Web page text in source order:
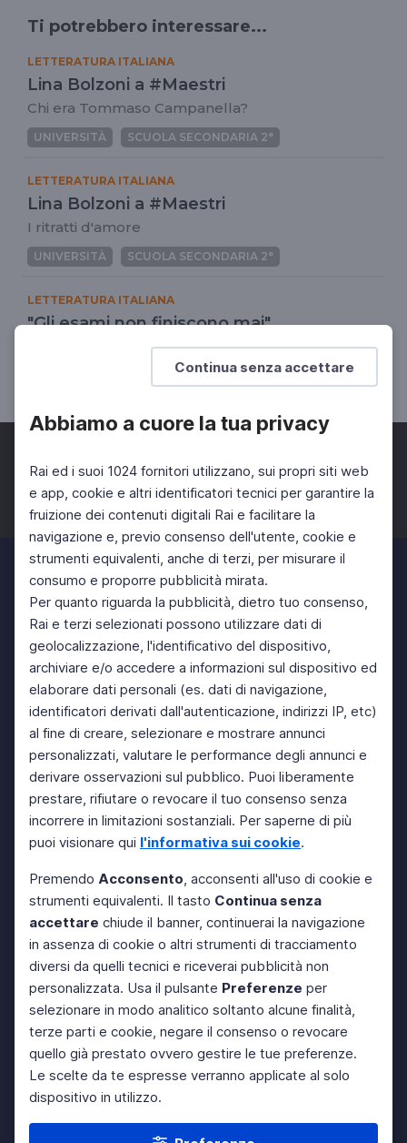
Continua senza accettare
Abbiamo a cuore la tua privacy
Rai ed i suoi 1024 fornitori utilizzano, sui propri siti web
e app, cookie e altri identificatori tecnici per garantire la
fruizione dei contenuti digitali Rai e facilitare la
navigazione e, previo consenso dell'utente, cookie e
strumenti equivalenti, anche di terzi, per misurare il
consumo e proporre pubblicità mirata.
Per quanto riguarda la pubblicità, dietro tuo consenso,
Rai e terzi selezionati possono utilizzare dati di
geolocalizzazione, l'identificativo del dispositivo,
archiviare e/o accedere a informazioni sul dispositivo ed
elaborare dati personali (es. dati di navigazione,
identificatori derivati dall'autenticazione, indirizzi IP, etc)
al fine di creare, selezionare e mostrare annunci
personalizzati, valutare le performance degli annunci e
derivare osservazioni sul pubblico. Puoi liberamente
prestare, rifiutare o revocare il tuo consenso senza
incorrere in limitazioni sostanziali. Per saperne di più
puoi visionare qui l'informativa sui cookie.
Premendo Acconsento, acconsenti all'uso di cookie e
strumenti equivalenti. Il tasto Continua senza
accettare chiude il banner, continuerai la navigazione
in assenza di cookie o altri strumenti di tracciamento
diversi da quelli tecnici e riceverai pubblicità non
personalizzata. Usa il pulsante Preferenze per
selezionare in modo analitico soltanto alcune finalità,
terze parti e cookie, negare il consenso o revocare
quello già prestato ovvero gestire le tue preferenze.
Le scelte da te espresse verranno applicate al solo
dispositivo in utilizzo.
Ti potrebbero interessare...
LETTERATURA ITALIANA
Lina Bolzoni a #Maestri
Chi era Tommaso Campanella?
UNIVERSITÀ SCUOLA SECONDARIA 2°
LETTERATURA ITALIANA
Lina Bolzoni a #Maestri
I ritratti d'amore
UNIVERSITÀ SCUOLA SECONDARIA 2°
LETTERATURA ITALIANA
"Gli esami non finiscono mai"
La grande lezione di Eduardo
SCUOLA SECONDARIA 2°
Facebook Twitter Instagram